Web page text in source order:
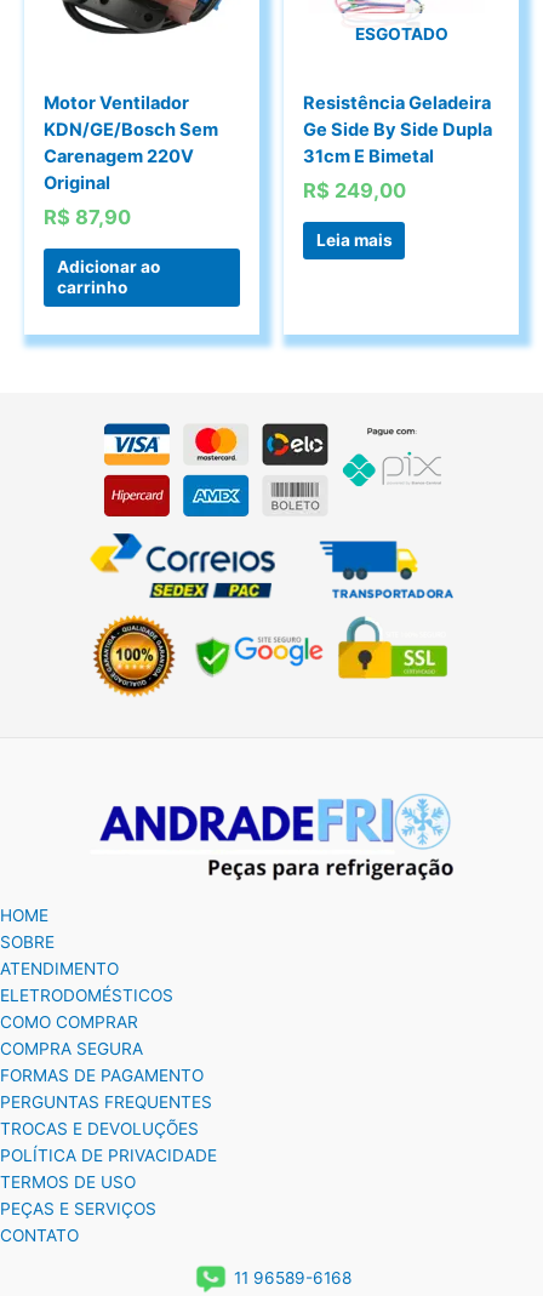
Motor Ventilador
KDN/GE/Bosch Sem
Carenagem 220V
Original
R$ 87,90
Adicionar ao
carrinho
ESGOTADO
Resistência Geladeira
Ge Side By Side Dupla
31cm E Bimetal
R$ 249,00
Leia mais
HOME
SOBRE
ATENDIMENTO
ELETRODOMÉSTICOS
COMO COMPRAR
COMPRA SEGURA
FORMAS DE PAGAMENTO
PERGUNTAS FREQUENTES
TROCAS E DEVOLUÇÕES
POLÍTICA DE PRIVACIDADE
TERMOS DE USO
PEÇAS E SERVIÇOS
CONTATO
11 96589-6168